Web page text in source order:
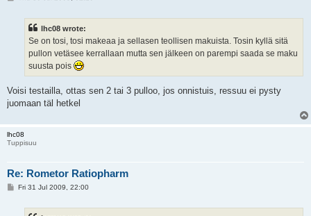
lhc08 wrote:
Se on tosi, tosi makeaa ja sellasen teollisen makuista. Tosin kyllä sitä
pullon vetäsee kerrallaan mutta sen jälkeen on parempi saada se maku
suusta pois
Voisi testailla, ottas sen 2 tai 3 pulloo, jos onnistuis, ressuu ei pysty
juomaan täl hetkel
lhc08
Tuppisuu
Re: Rometor Ratiopharm
PFri 31 Jul 2009, 22:00